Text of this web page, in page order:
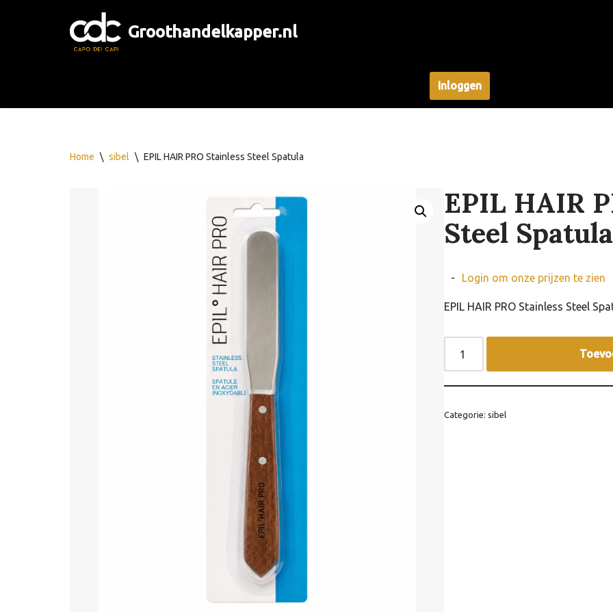
Groothandelkapper.nl
Inloggen
Home \ sibel \ EPIL HAIR PRO Stainless Steel Spatula
EPIL HAIR
Steel Spatula
- Login om onze prijzen te zien
EPIL HAIR PRO Stainless Steel
Categorie:sibel